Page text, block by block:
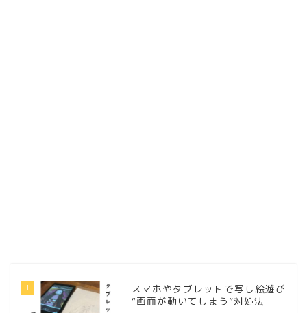
1
スマホやタブレットで写し絵遊び
“画面が動いてしまう”対処法